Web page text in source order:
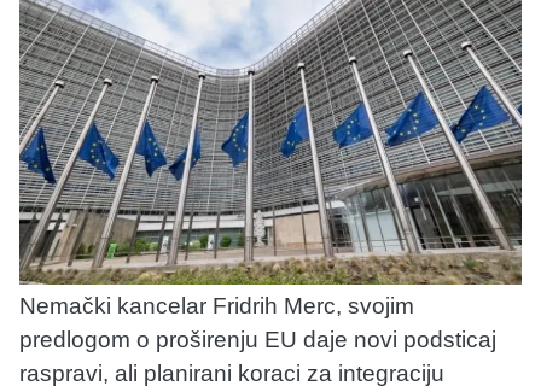
Nemački kancelar Fridrih Merc, svojim
predlogom o proširenju EU daje novi podsticaj
raspravi, ali planirani koraci za integraciju